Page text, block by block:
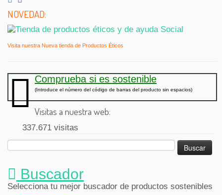
NOVEDAD:
Visita nuestra Nueva tienda de Productos Éticos
Comprueba si es sostenible
(Introduce el número del código de barras del producto sin espacios)
Visitas a nuestra web:
337.671 visitas
Buscador
Selecciona tu mejor buscador de productos sostenibles